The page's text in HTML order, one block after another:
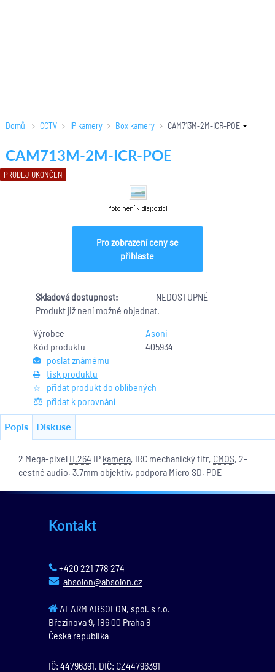
Domů CCTV IP kamery Box kamery CAM713M-2M-ICR-POE
PRODEJ UKONČEN
CAM713M-2M-ICR-POE
Výrobce
Asoni
Kód produktu
405934
poslat známému
tisk produktu
přidat produkt do oblíbených
přidat k porovnání
Pro zobrazení ceny se
přihlaste
Skladová dostupnost:
NEDOSTUPNÉ
Produkt již není možné objednat.
Popis Diskuse
2 Mega-pixel H.264 IP kamera, IRC mechanický fitr, CMOS, 2-
cestné audio, 3.7mm objektiv, podpora Micro SD, POE
Kontakt
+420 221 778 274
absolon@absolon.cz
ALARM ABSOLON, spol. s r.o.
Březinova 9, 186 00 Praha 8
Česká republika
IČ: 44796391, DIČ: CZ44796391